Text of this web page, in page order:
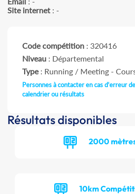
Site internet : -
Code compétition : 320416
Niveau : Départemental
Type: Running / Meeting -
Personnes à contacter en cas d'erreur
calendrier ou résultats
Résultats disponibles
2000
10km